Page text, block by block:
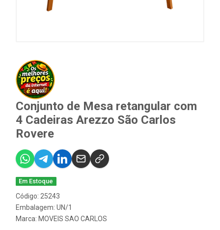
Conjunto de Mesa retangular com
4 Cadeiras Arezzo São Carlos
Rovere
Em Estoque
Código: 25243
Embalagem: UN/1
Marca: MOVEIS SAO CARLOS